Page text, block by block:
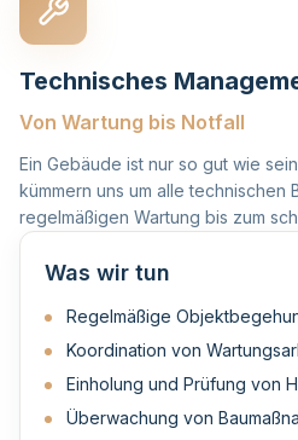
Technisches
Von Wartung bis Notfall
Ein Gebäude ist nur so gut wie
kümmern uns um alle technischen
regelmäßigen Wartung bis zum
Was wir tun
Regelmäßige
Koordination von
Einholung und Prüfung von
Überwachung von